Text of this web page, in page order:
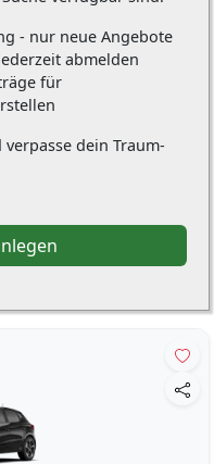
- nur neue Angebote
abmelden
für
dein Traum-